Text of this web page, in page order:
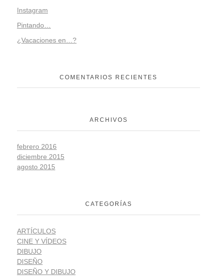
Instagram
Pintando…
¿Vacaciones en…?
COMENTARIOS RECIENTES
ARCHIVOS
febrero 2016
diciembre 2015
agosto 2015
CATEGORÍAS
ARTÍCULOS
CINE Y VÍDEOS
DIBUJO
DISEÑO
DISEÑO Y DIBUJO